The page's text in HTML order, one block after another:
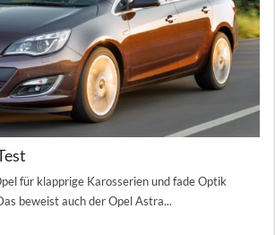
für klapprige Karosserien und fade Optik
beweist auch der Opel Astra...